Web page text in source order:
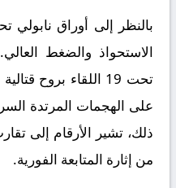
بالنظر إلى أوراق نابولي
الاستحواذ والضغط
تحت 19
اللقاء بروح
على الهجمات المرتدة
ذلك، تشير الأرقام إلى
من إثارة المتابعة الفورية.